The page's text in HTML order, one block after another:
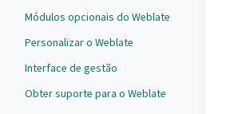
Módulos opcionais do Weblate
Personalizar o Weblate
Interface de gestão
Obter suporte para o Weblate